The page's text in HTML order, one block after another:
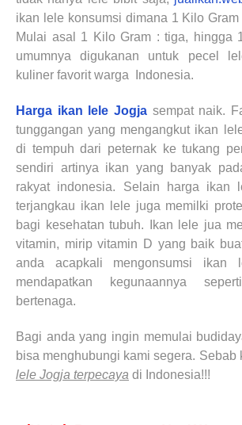
ikan lele konsumsi dimana 1 Kilo
Mulai asal 1 Kilo Gram : tiga, hingga
umumnya digukanan untuk pecel
kuliner favorit warga
Indonesia.
Harga ikan lele Jogjasempat naik.
tunggangan yang mengangkut ikan
di tempuh dari peternak ke tukang
sendiri artinya ikan yang banyak
rakyat indonesia. Selain harga ikan
terjangkau ikan lele juga memilki
bagi kesehatan tubuh. Ikan lele jua
vitamin, mirip vitamin D yang baik
anda acapkali mengonsumsi ikan
mendapatkan kegunaannya
bertenaga.
Bagi anda yang ingin memulai
bisa menghubungi kami segera. Sebab
lele Jogja terpecaya di Indonesia!!!